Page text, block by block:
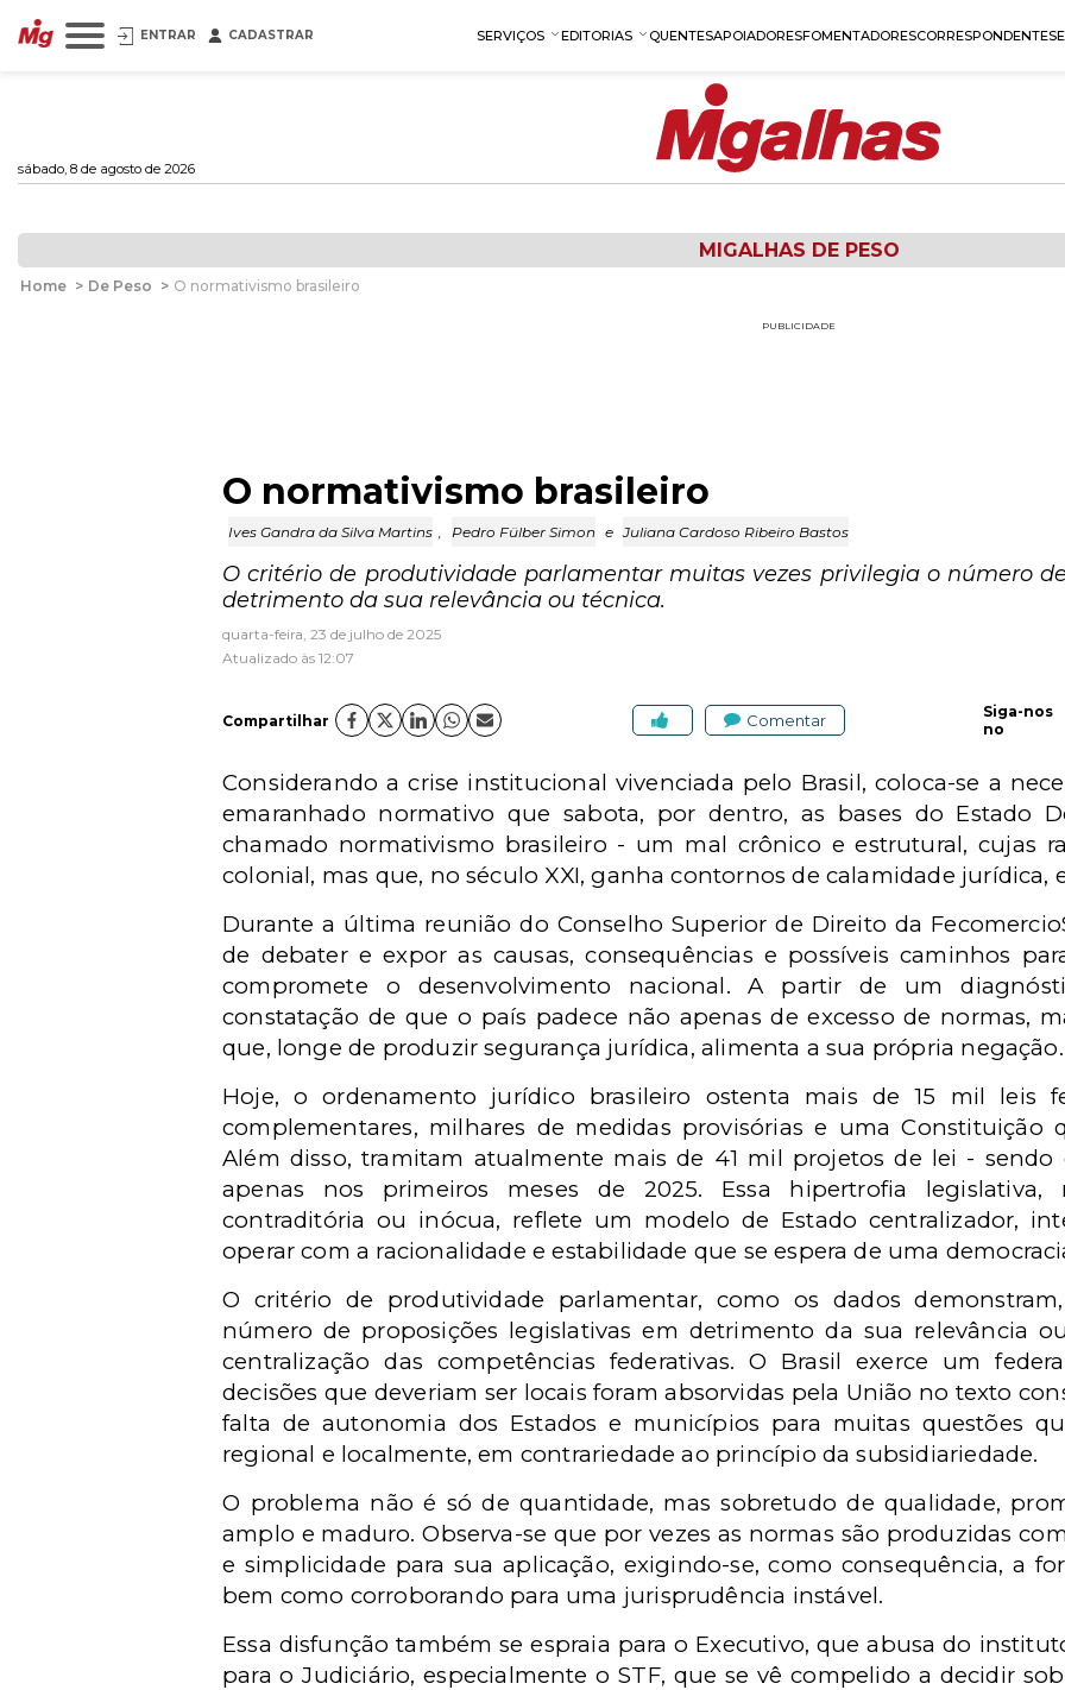
ENTRAR CADASTRAR SERVIÇOS EDITORIAS QUENTESAPOIADORESFOMENTADORESCORRESPONDENTES
sábado, 8 de agosto de 2026
MIGALHAS DE PESO
Home > De Peso > O normativismo brasileiro
PUBLICIDADE
O normativismo brasileiro
Ives Gandra da Silva Martins , Pedro Fülber Simon e Juliana Cardoso Ribeiro Bastos
O critério de produtividade parlamentar muitas vezes privilegia o número
detrimento da sua relevância ou técnica.
quarta-feira, 23 de julho de 2025
Atualizado às 12:07
Compartilhar Comentar
Siga-nos
no
Considerando a crise institucional vivenciada pelo Brasil, coloca-se a
emaranhado normativo que sabota, por dentro, as bases do Estado
chamado normativismo brasileiro - um mal crônico e estrutural, cujas
colonial, mas que, no século XXI, ganha contornos de calamidade jurídica,
Durante a última reunião do Conselho Superior de Direito da
de debater e expor as causas, consequências e possíveis caminhos
compromete o desenvolvimento nacional. A partir de um
constatação de que o país padece não apenas de excesso de normas,
que, longe de produzir segurança jurídica, alimenta a sua própria negação.
Hoje, o ordenamento jurídico brasileiro ostenta mais de 15 mil leis
complementares, milhares de medidas provisórias e uma Constituição
Além disso, tramitam atualmente mais de 41 mil projetos de lei - sendo
apenas nos primeiros meses de 2025. Essa hipertrofia legislativa,
contraditória ou inócua, reflete um modelo de Estado centralizador,
operar com a racionalidade e estabilidade que se espera de uma
O critério de produtividade parlamentar, como os dados
número de proposições legislativas em detrimento da sua relevância
centralização das competências federativas. O Brasil exerce um
decisões que deveriam ser locais foram absorvidas pela União no texto
falta de autonomia dos Estados e municípios para muitas questões
regional e localmente, em contrariedade ao princípio da subsidiariedade.
O problema não é só de quantidade, mas sobretudo de qualidade,
amplo e maduro. Observa-se que por vezes as normas são produzidas
e simplicidade para sua aplicação, exigindo-se, como consequência, a
bem como corroborando para uma jurisprudência instável.
Essa disfunção também se espraia para o Executivo, que abusa do
para o Judiciário, especialmente o STF, que se vê compelido a decidir